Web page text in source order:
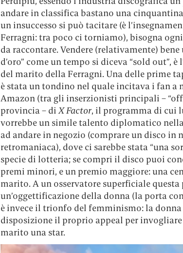
andare in classifica bastano una
un insuccesso si può tacitare (è
Ferragni: tra poco ci torniamo), bisogna
da raccontare. Vendere (relativamente)
d’oro” come un tempo si diceva “sold out”,
del marito della Ferragni. Una delle prime
è stata un tondino nel quale incitava i fan a
Amazon (tra gli inserzionisti principali –
provincia – diX Factor, il programma di cui
vorrebbe un simile talento diplomatico
ad andare in negozio (comprare un disco in
retromaniaca), dove ci sarebbe stata “una
specie di lotteria; se compri il disco puoi
premi minori, e un premio maggiore: una
marito. A un osservatore superficiale questa
un’oggettificazione della donna (la porta
è invece il trionfo del femminismo: la donna
disposizione il proprio appeal per
marito una star.